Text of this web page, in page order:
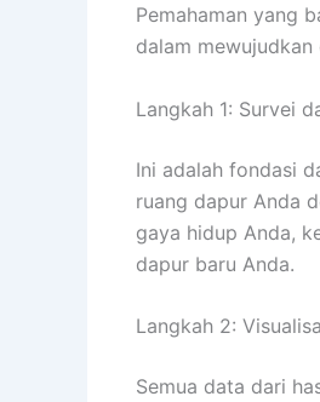
Pemahaman yang
dalam
Langkah 1: Survei
Ini adalah fondasi
ruang dapur Anda
gaya hidup Anda,
dapur baru Anda.
Langkah 2:
Semua data dari